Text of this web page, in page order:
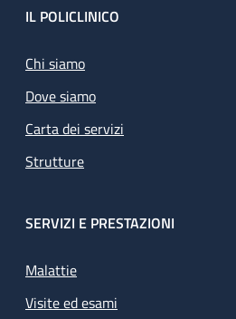
Footer
IL POLICLINICO
Chi siamo
Dove siamo
Carta dei servizi
Strutture
SERVIZI E PRESTAZIONI
Malattie
Visite ed esami